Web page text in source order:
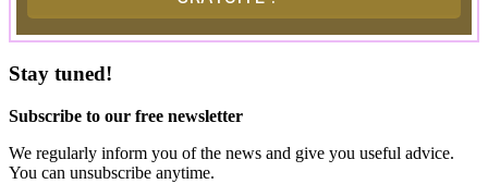
Stay tuned!
Subscribe to our free newsletter
We regularly inform you of the news and give you useful advice.
You can unsubscribe anytime.